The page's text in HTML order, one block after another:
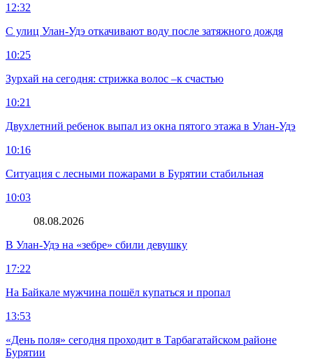
12:32
С улиц Улан-Удэ откачивают воду после затяжного дождя
10:25
Зурхай на сегодня: стрижка волос –к счастью
10:21
Двухлетний ребенок выпал из окна пятого этажа в Улан-Удэ
10:16
Ситуация с лесными пожарами в Бурятии стабильная
10:03
08.08.2026
В Улан-Удэ на «зебре» сбили девушку
17:22
На Байкале мужчина пошёл купаться и пропал
13:53
«День поля» сегодня проходит в Тарбагатайском районе
Бурятии